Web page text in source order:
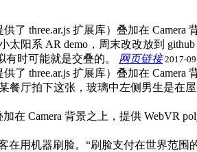
了 three.ar.js 扩展库）叠加在 Camera
太阳系 AR demo，周末改改放到 github
时可能就是交叠的。 网页链接2017-
了 three.ar.js 扩展库）叠加在 Camera
餐厅拍下这张，玻璃中左侧男生是在
在 Camera 背景之上，提供 WebVR
用机器刷脸。“刷脸支付在世界范围